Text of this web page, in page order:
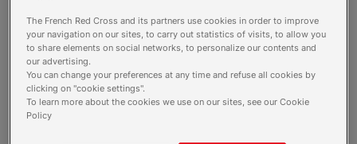
des acteurs centraux dans le domaine spatial.
Ces marqueurs de l’ère duNew Space, en
particulier l’essor des méga-constellations et la
participation au lancement de satellites
militaires, sont présentés dans l’article du
docteur en droit Hugo Peter.
The French Red Cross and its partners use cookies in order to improve
your navigation on our sites, to carry out statistics of visits, to allow you
to share elements on social networks, to personalize our contents and
our advertising.
You can change your preferences at any time and refuse all cookies by
clicking on "cookie settings".
To learn more about the cookies we use on our sites, see our Cookie
Policy